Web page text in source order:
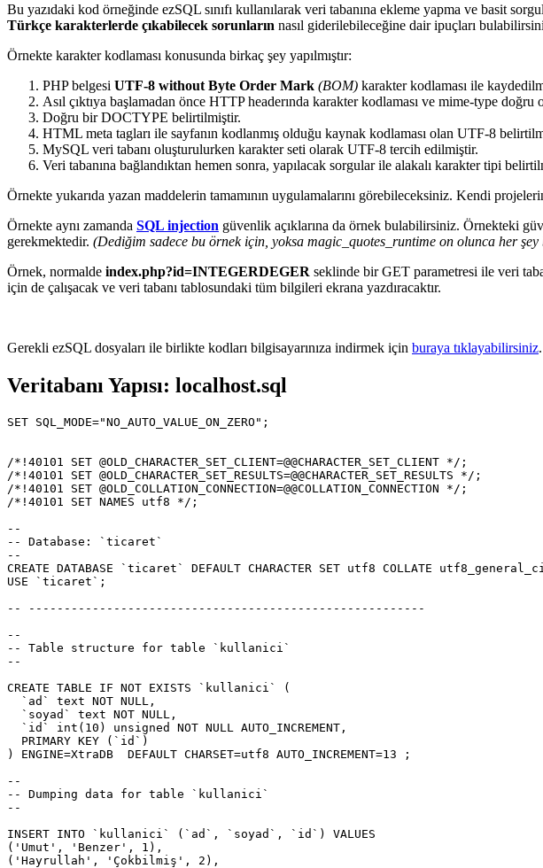
Bu yazıdaki kod örneğinde ezSQL sınıfı kullanılarak veri tabanına ekleme yapma ve basit
Türkçe karakterlerde çıkabilecek sorunların nasıl giderilebileceğine dair ipuçları
Örnekte karakter kodlaması konusunda birkaç şey yapılmıştır:
PHP belgesi UTF-8 without Byte Order Mark (BOM) karakter kodlaması ile
Asıl çıktıya başlamadan önce HTTP headerında karakter kodlaması ve mime-type
Doğru bir DOCTYPE belirtilmiştir.
HTML meta tagları ile sayfanın kodlanmış olduğu kaynak kodlaması olan UTF-8
MySQL veri tabanı oluşturulurken karakter seti olarak UTF-8 tercih edilmiştir.
Veri tabanına bağlandıktan hemen sonra, yapılacak sorgular ile alakalı karakter tipi
Örnekte yukarıda yazan maddelerin tamamının uygulamalarını görebileceksiniz. Kendi
Örnekte aynı zamanda SQL injection güvenlik açıklarına da örnek bulabilirsiniz. Örnekteki
gerekmektedir. (Dediğim sadece bu örnek için, yoksa magic_quotes_runtime on olunca her
Örnek, normalde index.php?id=INTEGERDEGER seklinde bir GET parametresi ile veri
için de çalışacak ve veri tabanı tablosundaki tüm bilgileri ekrana yazdıracaktır.
Gerekli ezSQL dosyaları ile birlikte kodları bilgisayarınıza indirmek için buraya tıklayabilirsiniz
Veritabanı Yapısı: localhost.sql
SET SQL_MODE="NO_AUTO_VALUE_ON_ZERO";
/*!40101 SET @OLD_CHARACTER_SET_CLIENT=@@CHARACTER_SET_CLIENT */;
/*!40101 SET @OLD_CHARACTER_SET_RESULTS=@@CHARACTER_SET_RESULTS */;
/*!40101 SET @OLD_COLLATION_CONNECTION=@@COLLATION_CONNECTION */;
/*!40101 SET NAMES utf8 */;
--
-- Database: `ticaret`
--
CREATE DATABASE `ticaret` DEFAULT CHARACTER SET utf8 COLLATE
USE `ticaret`;
-- --------------------------------------------------------
--
-- Table structure for table `kullanici`
--
CREATE TABLE IF NOT EXISTS `kullanici` (
  `ad` text NOT NULL,
  `soyad` text NOT NULL,
  `id` int(10) unsigned NOT NULL AUTO_INCREMENT,
  PRIMARY KEY (`id`)
) ENGINE=XtraDB  DEFAULT CHARSET=utf8 AUTO_INCREMENT=13 ;
--
-- Dumping data for table `kullanici`
--
INSERT INTO `kullanici` (`ad`, `soyad`, `id`) VALUES
('Umut', 'Benzer', 1),
('Hayrullah', 'Çokbilmiş', 2),